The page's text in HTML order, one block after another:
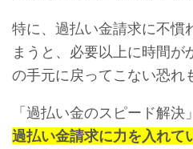
特に、過払い金請求に不慣
まうと、必要以上に時間が
の手元に戻ってこない恐れ
「過払い金のスピード解決
過払い金請求に力を入れて